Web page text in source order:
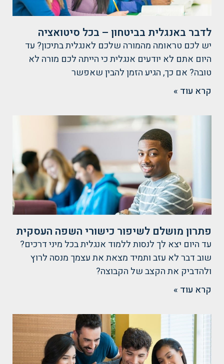
לדבר באנגלית בביטחון – בכל סיטואציה
יש לכם טראומה מהמורה שלכם לאנגלית בתיכון? עד
היום אתם לא יודעים אנגלית כי הייתה לכם מורה לא
טובה? אם כך, הגיע הזמן להבין שאפשר
קרא עוד »
פתרון מושלם לשיפור כישורי השפה העסקית
עד היום יצא לך לנסות ללמוד אנגלית בכל מיני דרכים?
שוב דבר לא עזב ותמיד מצאת את עצמך מנסה לרוץ
ולהדביק את הקצב של הקבוצה?
קרא עוד »